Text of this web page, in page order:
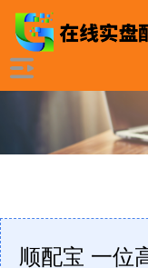
顺配宝 一位